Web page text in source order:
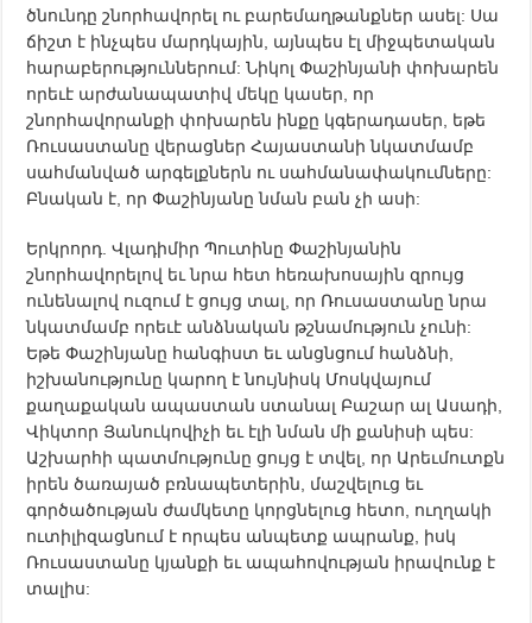
ծնունդը շնորհավորել ու բարեմաղթանքներ ասել: Սա
ճիշտ է ինչպես մարդկային, այնպես էլ միջպետական
հարաբերություններում: Նիկոլ Փաշինյանի փոխարեն
որեւէ արժանապատիվ մեկը կասեր, որ
շնորհավորանքի փոխարեն ինքը կգերադասեր, եթե
Ռուսաստանը վերացներ Հայաստանի նկատմամբ
սահմանված արգելքներն ու սահմանափակումները:
Բնական է, որ Փաշինյանը նման բան չի ասի:
Երկրորդ. Վլադիմիր Պուտինը Փաշինյանին
շնորհավորելով եւ նրա հետ հեռախոսային զրույց
ունենալով ուզում է ցույց տալ, որ Ռուսաստանը նրա
նկատմամբ որեւէ անձնական թշնամություն չունի:
Եթե Փաշինյանը հանգիստ եւ անցնցում հանձնի,
իշխանությունը կարող է նույնիսկ Մոսկվայում
քաղաքական ապաստան ստանալ Բաշար ալ Ասադի,
Վիկտոր Յանուկովիչի եւ էլի նման մի քանիսի պես:
Աշխարհի պատմությունը ցույց է տվել, որ Արեւմուտքն
իրեն ծառայած բռնապետերին, մաշվելուց եւ
գործածության ժամկետը կորցնելուց հետո, ուղղակի
ուտիլիզացնում է որպես անպետք ապրանք, իսկ
Ռուսաստանը կյանքի եւ ապահովության իրավունք է
տալիս: